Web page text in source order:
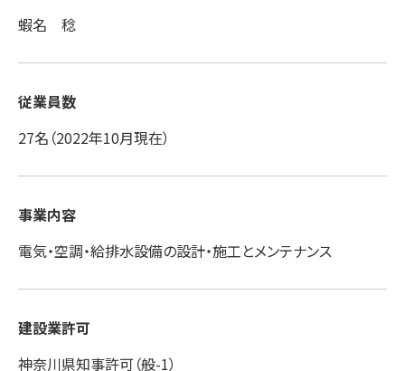
蝦名 稔
従業員数
27名（2022年10月現在）
事業内容
電気・空調・給排水設備の設計・施工とメンテナンス
建設業許可
神奈川県知事許可（般-1）